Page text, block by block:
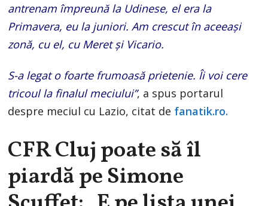
antrenam împreună la Udinese, el era la
Primavera, eu la juniori. Am crescut în aceeași
zonă, cu el, cu Meret și Vicario.
S-a legat o foarte frumoasă prietenie. Îi voi cere
tricoul la finalul meciului”, a spus portarul
despre meciul cu Lazio, citat de fanatik.ro.
CFR Cluj poate să îl
piardă pe Simone